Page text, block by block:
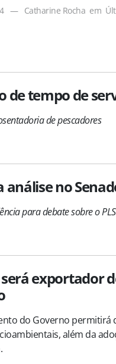
— Catharine Rocha em
de tempo de
de pescadores
no
para debate sobre o
exportador
do Governo permitirá
além da